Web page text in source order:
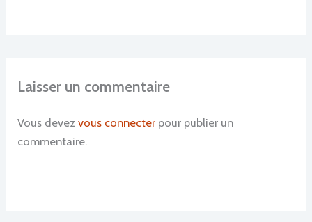
Laisser un commentaire
Vous devezvous connecter pour publier un
commentaire.